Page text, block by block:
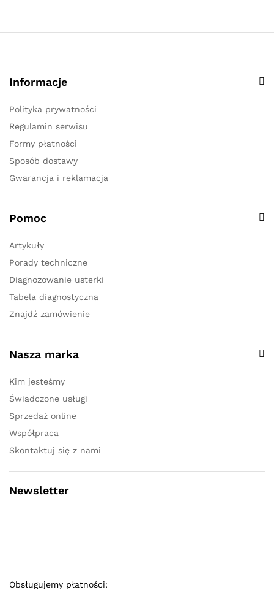
Informacje
Polityka prywatności
Regulamin serwisu
Formy płatności
Sposób dostawy
Gwarancja i reklamacja
Pomoc
Artykuły
Porady techniczne
Diagnozowanie usterki
Tabela diagnostyczna
Znajdź zamówienie
Nasza marka
Kim jesteśmy
Świadczone usługi
Sprzedaż online
Współpraca
Skontaktuj się z nami
Newsletter
Obsługujemy płatności: